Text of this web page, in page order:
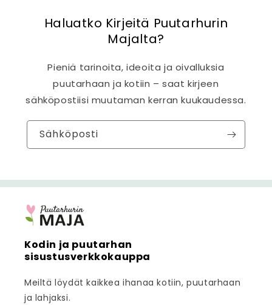
Haluatko Kirjeitä Puutarhurin
Majalta?
Pieniä tarinoita, ideoita ja oivalluksia
puutarhaan ja kotiin – saat kirjeen
sähköpostiisi muutaman kerran kuukaudessa.
Sähköposti
Kodin ja puutarhan
sisustusverkkokauppa
Meiltä löydät kaikkea ihanaa kotiin, puutarhaan
ja lahjaksi.